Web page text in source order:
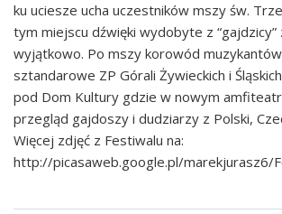
ku uciesze ucha uczestników mszy św.
tym miejscu dźwięki wydobyte z “gajdzicy”
wyjątkowo. Po mszy korowód
sztandarowe ZP Górali Żywieckich i
pod Dom Kultury gdzie w nowym
przegląd gajdoszy i dudziarzy z Polski,
Więcej zdjęć z Festiwalu na:
http://picasaweb.google.pl/marekjurasz6/